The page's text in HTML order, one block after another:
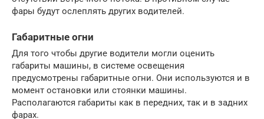
фары будут ослеплять других водителей.
Габаритные огни
Для того чтобы другие водители могли оценить
габариты машины, в системе освещения
предусмотрены габаритные огни. Они используются и в
момент остановки или стоянки машины.
Располагаются габариты как в передних, так и в задних
фарах.